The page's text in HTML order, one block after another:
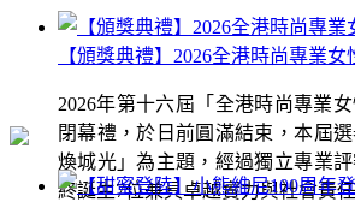
【頒獎典禮】2026全港時尚專業女
2026年第十六屆「全港時尚專業
閉幕禮，於日前圓滿結束，本屆
煥城光」為主題，經過獨立專業
終誕生7位兼具卓越實力與社會責